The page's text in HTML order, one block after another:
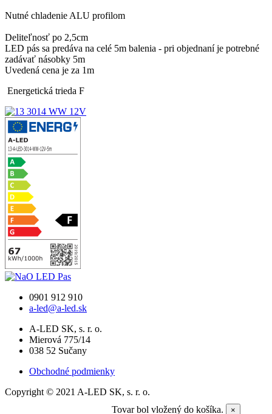
Nutné chladenie ALU profilom
Deliteľnosť po 2,5cm
LED pás sa predáva na celé 5m balenia - pri objednaní je potrebné
zadávať násobky 5m
Uvedená cena je za 1m
Energetická trieda F
0901 912 910
a-led@a-led.sk
A-LED SK, s. r. o.
Mierová 775/14
038 52 Sučany
Obchodné podmienky
Copyright © 2021 A-LED SK, s. r. o.
Tovar bol vložený do košíka.
×